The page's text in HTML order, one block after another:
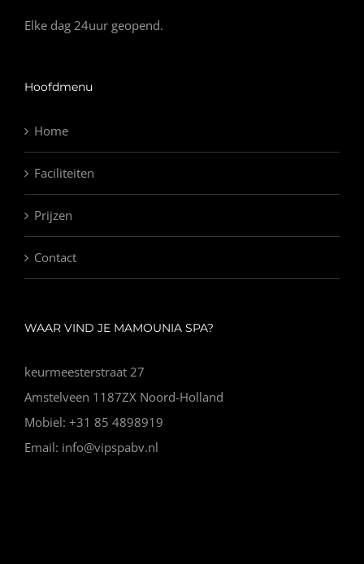
Elke dag 24uur geopend.
Hoofdmenu
Home
Faciliteiten
Prijzen
Contact
WAAR VIND JE MAMOUNIA SPA?
keurmeesterstraat 27
Amstelveen 1187ZX Noord-Holland
Mobiel: +31 85 4898919
Email: info@vipspabv.nl